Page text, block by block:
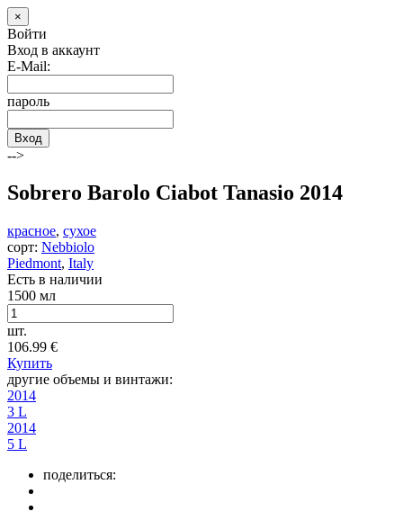
×
Войти
Вход в аккаунт
E-Mail:
пароль
Вход
-->
Sobrero Barolo Ciabot Tanasio 2014
красное, сухое
сорт: Nebbiolo
Piedmont, Italy
Есть в наличии
1500 мл
шт.
106.99 €
Купить
другие объемы и винтажи:
2014
3 L
2014
5 L
поделиться: